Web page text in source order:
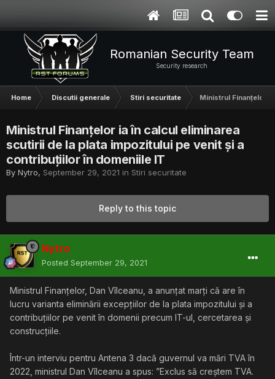
Romanian Security Team
Security research
Home Discutii generale Stiri securitate Ministrul Finanțelor
Ministrul Finanțelor ia în calcul eliminarea
scutirii de la plata impozitului pe venit și a
contribuțiilor în domeniile IT
By Nytro, September 29, 2021 in Stiri securitate
Reply to this topic
Nytro
Posted September 29, 2021
Ministrul Finanțelor, Dan Vîlceanu, a anunțat marți că are în
lucru varianta eliminării excepțiilor de la plata impozitului și a
contribuțiilor pe venit în domenii precum IT-ul, cercetarea și
construcțiile.
Într-un interviu pentru Antena 3 dacă guvernul va mări TVA în
2022, ministrul Dan Vîlceanu a spus: ”Exclus să creștem TVA.